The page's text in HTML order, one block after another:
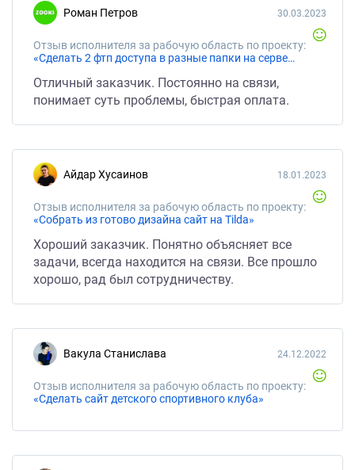
Роман Петров
Отзыв исполнителя за рабочую область по проекту:
«Сделать 2 фтп доступа в разные папки на сервере + еще пару задач»
30.03.2023
Отличный заказчик. Постоянно на связи,
понимает суть проблемы, быстрая оплата.
Айдар Хусаинов
Отзыв исполнителя за рабочую область по проекту:
«Собрать из готово дизайна сайт на Tilda»
18.01.2023
Хороший заказчик. Понятно объясняет все
задачи, всегда находится на связи. Все прошло
хорошо, рад был сотрудничеству.
Вакула Станислава
Отзыв исполнителя за рабочую область по проекту:
«Сделать сайт детского спортивного клуба»
24.12.2022